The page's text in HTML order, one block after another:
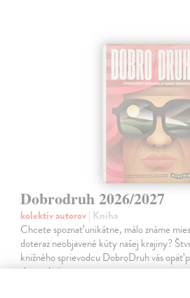
Dobrodruh 2026/2027
kolektív autorov| Kniha
Chcete spoznať unikátne, málo známe
doteraz neobjavené kúty našej krajiny?
knižného sprievodcu DobroDruh vás opäť
slovenskej…